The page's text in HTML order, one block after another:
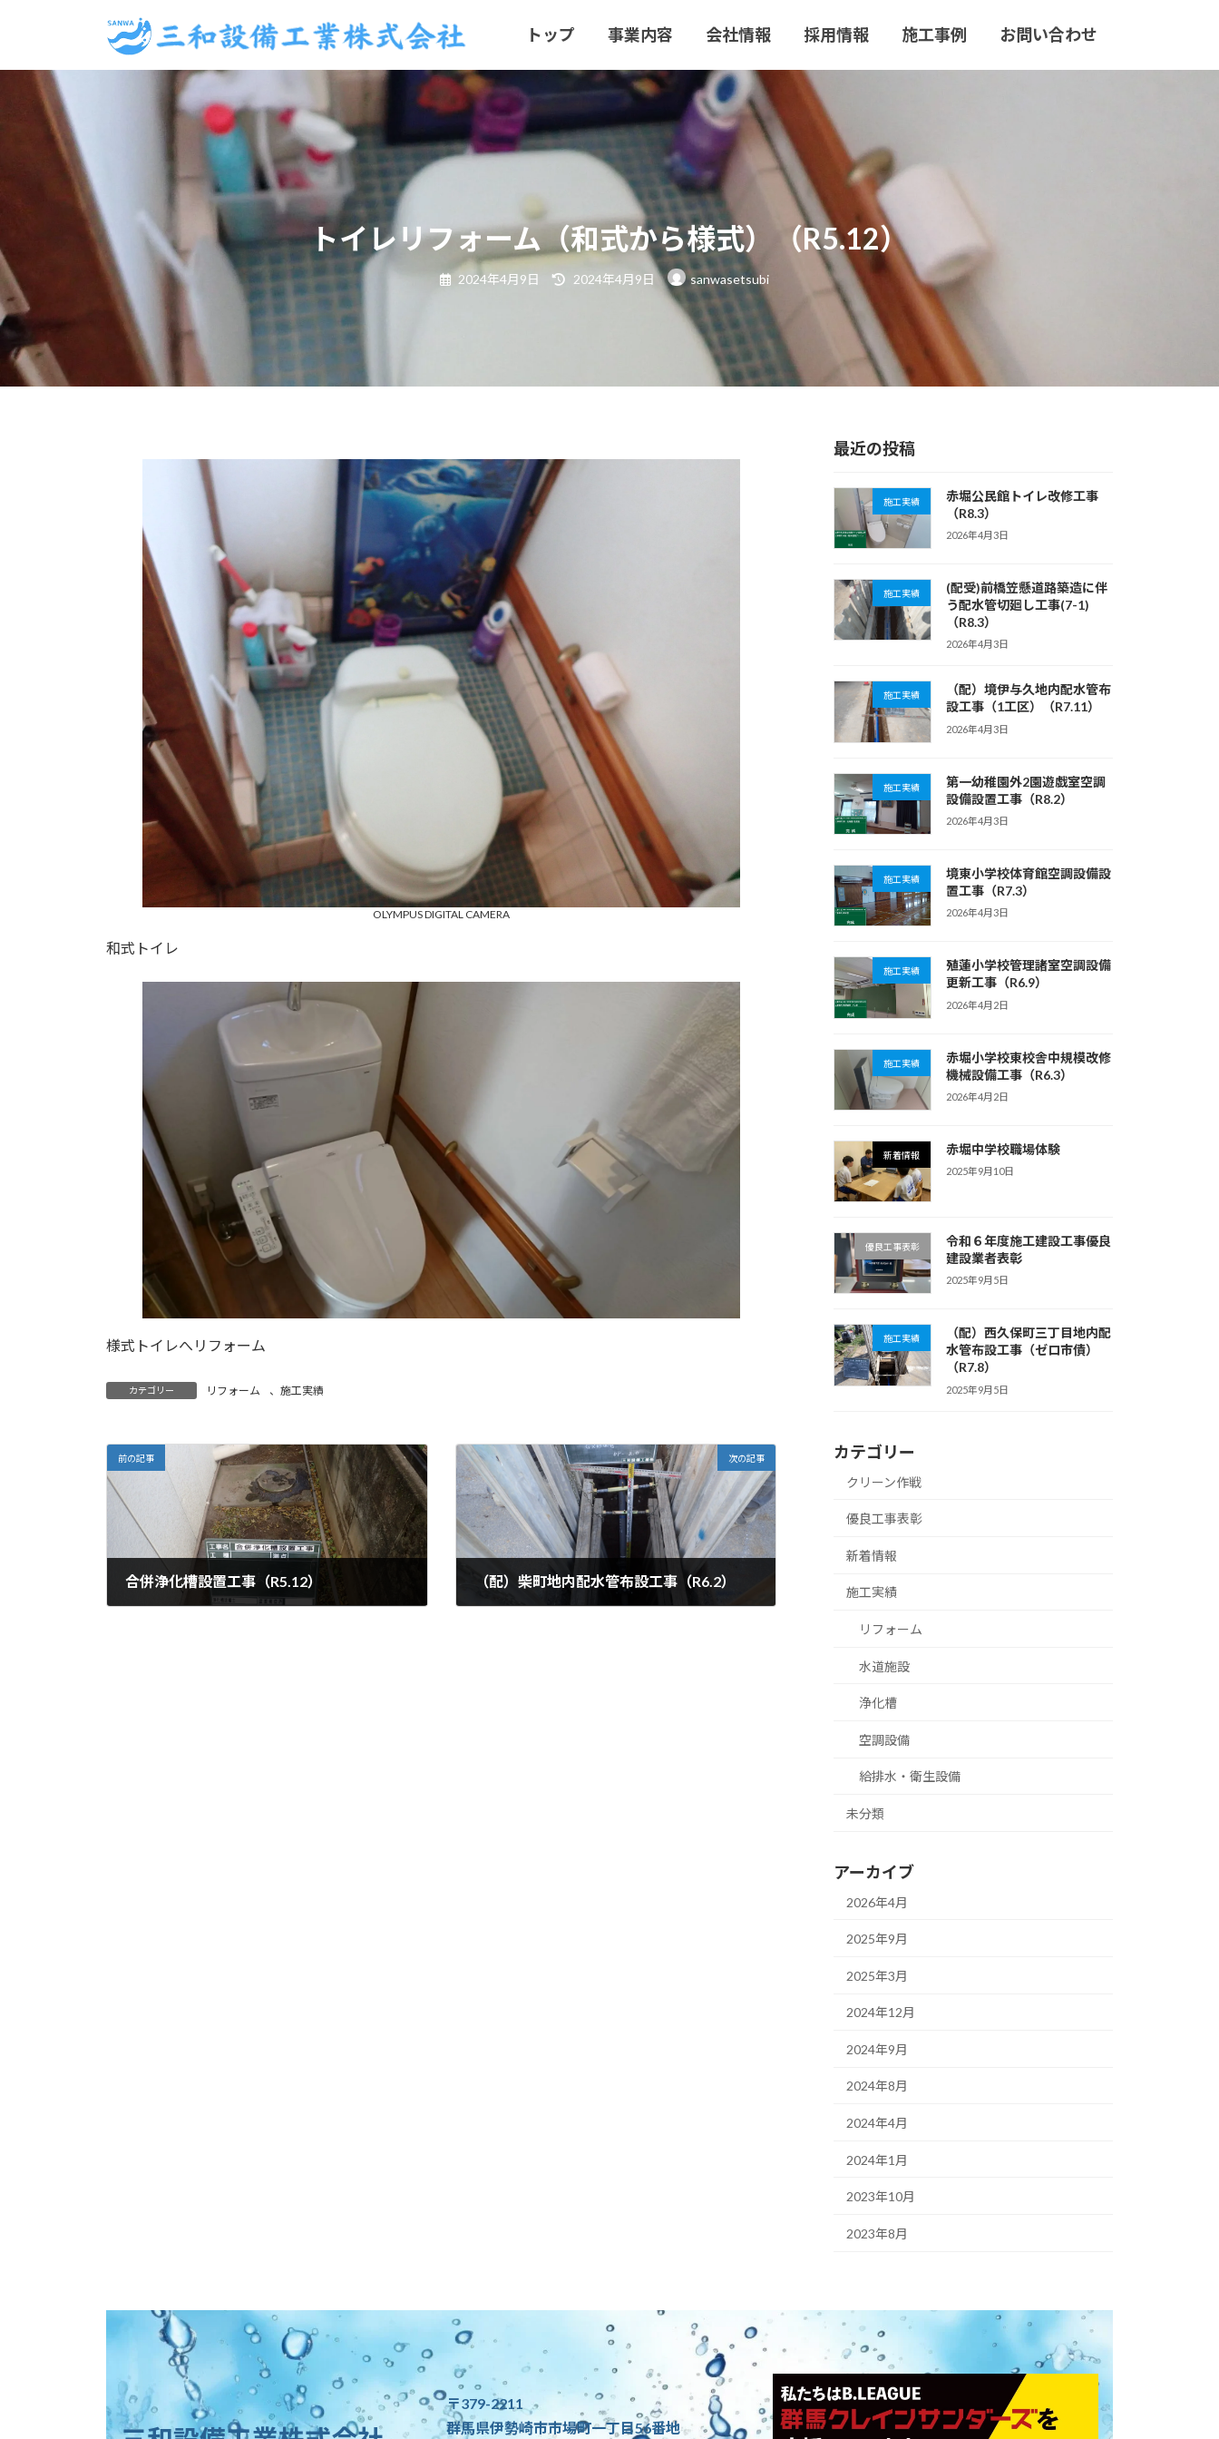
ン
ー
トップ 事業内容 会社情報 採用情報 施工事例 お問い合わせ
トイレリフォーム（和式から様式）（R5.12）
2024年4月9日
終
2024年4月9日 sanwasetsubi
OLYMPUS DIGITAL CAMERA
和式トイレ
様式トイレへリフォーム
カテゴリー リフォーム 、 施工実績
前の記事
合併浄化槽設置工事（R5.12）
次の記事
（配）柴町地内配水管布設工事（R6.2）
最近の投稿
施工実績
赤堀公民館トイレ改修工事
（R8.3）
2026年4月3日
施工実績
(配受)前橋笠懸道路築造に伴
う配水管切廻し工事(7-1)
（R8.3）
2026年4月3日
施工実績
（配）境伊与久地内配水管布
設工事（1工区）（R7.11）
2026年4月3日
施工実績
第一幼稚園外2園遊戯室空調
設備設置工事（R8.2）
2026年4月3日
施工実績
境東小学校体育館空調設備設
置工事（R7.3）
2026年4月3日
施工実績
殖蓮小学校管理諸室空調設備
更新工事（R6.9）
2026年4月2日
施工実績
赤堀小学校東校舎中規模改修
機械設備工事（R6.3）
2026年4月2日
新着情報 赤堀中学校職場体験
2025年9月10日
優良工事表彰
令和６年度施工建設工事優良
建設業者表彰
2025年9月5日
施工実績
（配）西久保町三丁目地内配
水管布設工事（ゼロ市債）
（R7.8）
2025年9月5日
カテゴリー
クリーン作戦
優良工事表彰
新着情報
施工実績
リフォーム
水道施設
浄化槽
空調設備
給排水・衛生設備
未分類
アーカイブ
2026年4月
2025年9月
2025年3月
2024年12月
2024年9月
2024年8月
2024年4月
2024年1月
2023年10月
2023年8月
〒379-2211
群馬県伊勢崎市市場町一丁目56番地